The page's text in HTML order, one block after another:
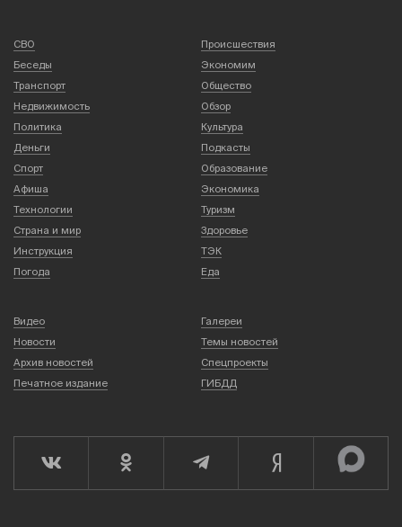
СВО
Происшествия
Беседы
Экономим
Транспорт
Общество
Недвижимость
Обзор
Политика
Культура
Деньги
Подкасты
Спорт
Образование
Афиша
Экономика
Технологии
Туризм
Страна и мир
Здоровье
Инструкция
ТЭК
Погода
Еда
Видео
Галереи
Новости
Темы новостей
Архив новостей
Спецпроекты
Печатное издание
ГИБДД